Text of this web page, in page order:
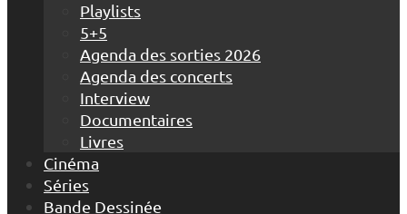
Playlists
5+5
Agenda des sorties 2026
Agenda des concerts
Interview
Documentaires
Livres
Cinéma
Séries
Bande Dessinée